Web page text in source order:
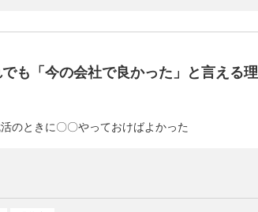
も「今の会社で良かった」と言える理
のときに〇〇やっておけばよかった